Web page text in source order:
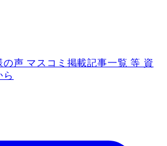
声 マスコミ掲載記事一覧 等 資
ら